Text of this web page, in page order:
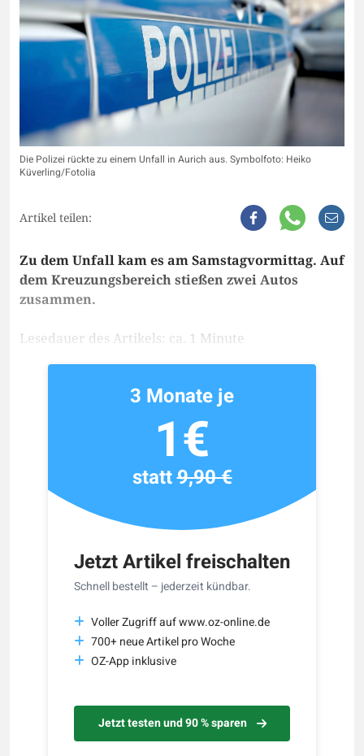
Die Polizei rückte zu einem Unfall in Aurich aus. Symbolfoto: Heiko
Küverling/Fotolia
Artikel teilen:
Zu dem Unfall kam es am Samstagvormittag. Auf
dem Kreuzungsbereich stießen zwei Autos
zusammen.
Lesedauer des Artikels: ca. 1 Minute
Jetzt Artikel freischalten
Schnell bestellt – jederzeit kündbar.
Voller Zugriff auf www.oz-online.de
700+ neue Artikel pro Woche
OZ-App inklusive
Jetzt testen und 90 % sparen
3 Monate je
1€
statt9,90 €